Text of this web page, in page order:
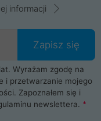
informacji
Zapisz się
Wyrażam zgodę na
i przetwarzanie mojego
Zapoznałem się i
newslettera.